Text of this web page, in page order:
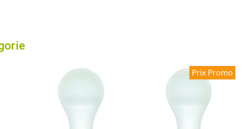
Prix Promo